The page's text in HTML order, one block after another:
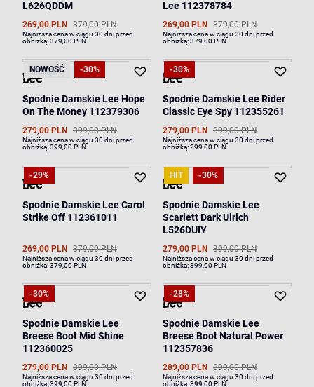
L626QDDM
269,00 PLN 379,00 PLN
Najniższa cena w ciągu 30 dni przed
obniżką:379,00 PLN
Lee 112378784
269,00 PLN 379,00 PLN
Najniższa cena w ciągu 30 dni przed
obniżką:379,00 PLN
NOWOŚĆ -30%
Spodnie Damskie Lee Hope
On The Money 112379306
279,00 PLN 399,00 PLN
Najniższa cena w ciągu 30 dni przed
obniżką:399,00 PLN
-30%
Spodnie Damskie Lee Rider
Classic Eye Spy 112355261
279,00 PLN 399,00 PLN
Najniższa cena w ciągu 30 dni przed
obniżką:299,00 PLN
-29%
Spodnie Damskie Lee Carol
Strike Off 112361011
269,00 PLN 379,00 PLN
Najniższa cena w ciągu 30 dni przed
obniżką:379,00 PLN
HIT -30%
Spodnie Damskie Lee
Scarlett Dark Ulrich
L526DUIY
279,00 PLN 399,00 PLN
Najniższa cena w ciągu 30 dni przed
obniżką:399,00 PLN
-30%
Spodnie Damskie Lee
Breese Boot Mid Shine
112360025
279,00 PLN 399,00 PLN
Najniższa cena w ciągu 30 dni przed
obniżką:399,00 PLN
-28%
Spodnie Damskie Lee
Breese Boot Natural Power
112357836
289,00 PLN 399,00 PLN
Najniższa cena w ciągu 30 dni przed
obniżką:399,00 PLN